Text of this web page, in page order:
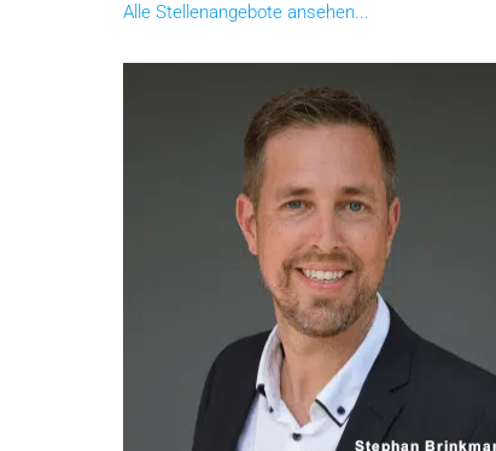
Alle Stellenangebote ansehen...